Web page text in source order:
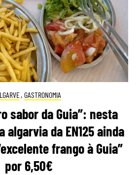
, GASTRONOMIA
sabor da Guia”: nesta
da EN125 ainda
frango à Guia”
por 6,50€